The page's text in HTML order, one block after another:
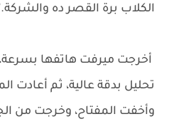
الكلاب برة القصر ده
أخرجت ميرفت هاتفها
تحليل بدقة عالية، ثم أعادت
وأخفت المفتاح، وخرجت من